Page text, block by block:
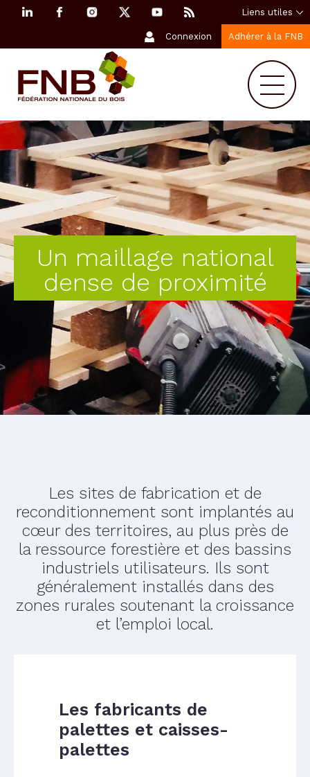
Liens utiles
Connexion Adhérer à la FNB
Un maillage national
dense de proximité
Les sites de fabrication et de
reconditionnement sont implantés au
cœur des territoires, au plus près de
la ressource forestière et des bassins
industriels utilisateurs. Ils sont
généralement installés dans des
zones rurales soutenant la croissance
et l’emploi local.
Les fabricants de
palettes et caisses-
palettes